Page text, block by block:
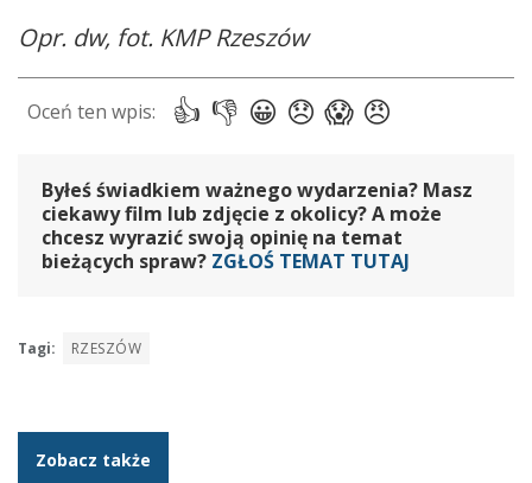
Opr. dw, fot. KMP Rzeszów
Byłeś świadkiem ważnego wydarzenia? Masz
ciekawy film lub zdjęcie z okolicy? A może
chcesz wyrazić swoją opinię na temat
bieżących spraw? ZGŁOŚ TEMAT TUTAJ
Tagi: RZESZÓW
Zobacz także